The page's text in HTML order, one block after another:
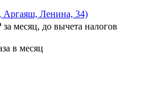
Аргаяш, Ленина, 34)
за месяц, до вычета налогов
в месяц